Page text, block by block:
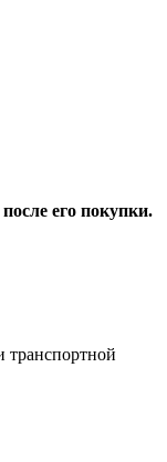
его покупки.
транспортной